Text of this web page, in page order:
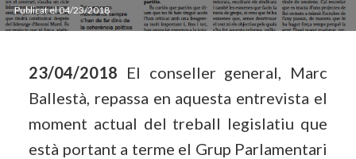
Publicat el04/23/2018
23/04/2018 El conseller general, Marc
Ballestà, repassa en aquesta entrevista el
moment actual del treball legislatiu que
està portant a terme el Grup Parlamentari